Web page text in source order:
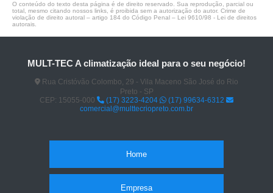
O conteúdo do texto desta página é de direito reservado. Sua reprodução, parcial ou
total, mesmo citando nossos links, é proibida sem a autorização do autor. Crime de
violação de direito autoral – artigo 184 do Código Penal – Lei 9610/98 - Lei de direitos
autorais
MULT-TEC A climatização ideal para o seu negócio!
Rua Cristóvão Colombo, 29 - Vila Maceno São José do Rio
Preto - SP
CEP: 15055-000
(17) 3223-4204
(17) 99634-6312
comercial@multtecriopreto.com.br
Home
Empresa